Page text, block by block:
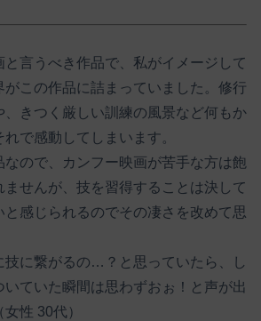
と言うべき作品で、私がイメージして
がこの作品に詰まっていました。修行
、きつく厳しい訓練の風景など何もか
で感動してしまいます。
なので、カンフー映画が苦手な方は飽
ませんが、技を習得することは決して
と感じられるのでその凄さを改めて思
技に繋がるの…？と思っていたら、し
いていた瞬間は思わずおぉ！と声が出
性 30代）